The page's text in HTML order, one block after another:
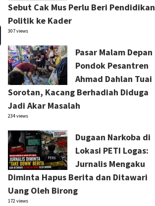
Sebut Cak Mus Perlu Beri Pendidikan
Politik ke Kader
307 views
Pasar Malam Depan
Pondok Pesantren
Ahmad Dahlan Tuai
Sorotan, Kacang Berhadiah Diduga
Jadi Akar Masalah
234 views
Dugaan Narkoba di
Lokasi PETI Logas:
Jurnalis Mengaku
Diminta Hapus Berita dan Ditawari
Uang Oleh Birong
172 views